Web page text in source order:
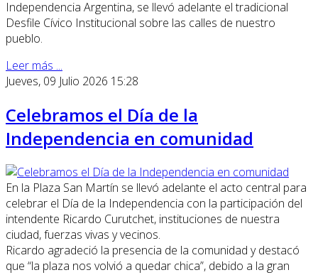
Independencia Argentina, se llevó adelante el tradicional
Desfile Cívico Institucional sobre las calles de nuestro
pueblo.
Leer más ...
Jueves, 09 Julio 2026 15:28
Celebramos el Día de la
Independencia en comunidad
En la Plaza San Martín se llevó adelante el acto central para
celebrar el Día de la Independencia con la participación del
intendente Ricardo Curutchet, instituciones de nuestra
ciudad, fuerzas vivas y vecinos.
Ricardo agradeció la presencia de la comunidad y destacó
que “la plaza nos volvió a quedar chica”, debido a la gran